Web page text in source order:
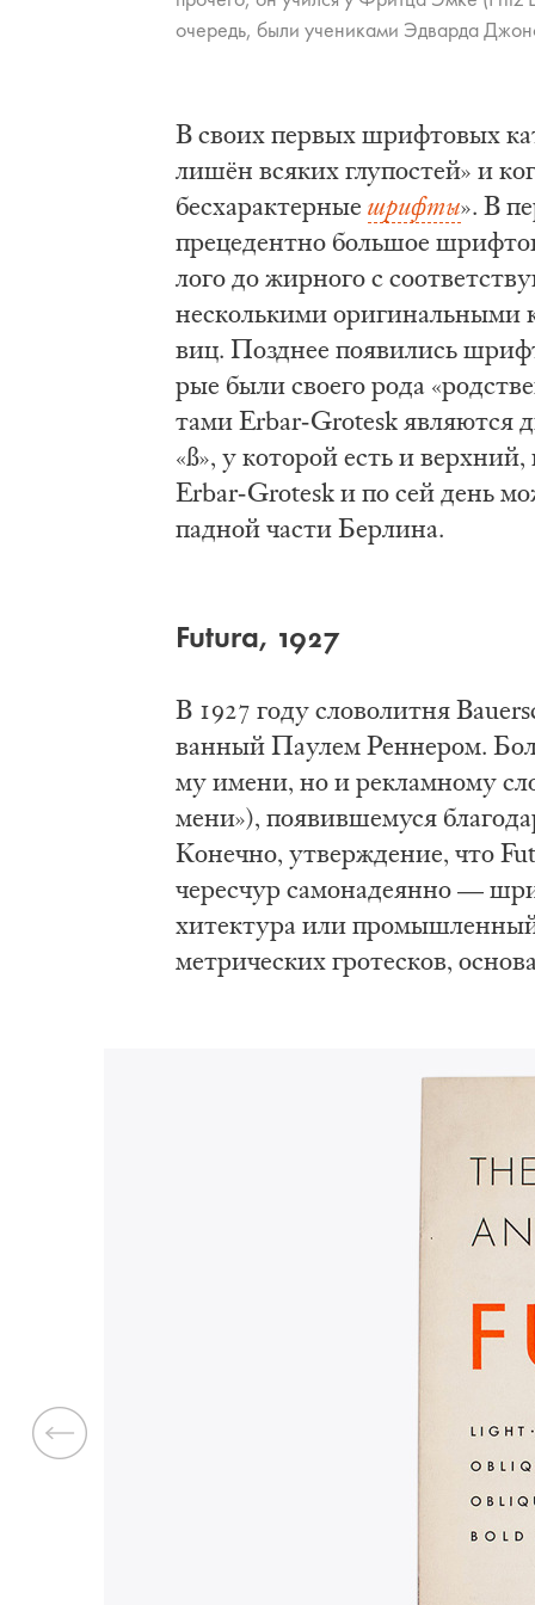
оче­редь, бы­ли уче­ни­ка­ми Эд­вар­да
В сво­их пер­вых шриф­то­вых
лишён вся­ких глу­по­стей» и
бес­ха­рак­тер­ные шриф­ты». В
пре­це­дент­но боль­шое
ло­го до жир­но­го с
не­сколь­ки­ми ори­ги­наль­ны­ми
виц. По­зд­нее по­яви­лись
рые бы­ли сво­е­го ро­да
та­ми Erbar-Grotesk яв­ля­ют­ся
«ß», у ко­то­рой есть и
Erbar-Grotesk и по сей день
пад­ной ча­сти Бер­ли­на.
Futura, 1927
В 1927 го­ду сло­во­лит­ня
ван­ный Пау­лем Рен­не­ром.
му име­ни, но и ре­клам­но­му
ме­ни»), по­явив­ше­му­ся
Ко­неч­но, ут­вер­жде­ние, что
че­рес­чур са­мо­на­де­я­нно —
хи­тек­ту­ра или
мет­ри­че­ских гро­те­сков,